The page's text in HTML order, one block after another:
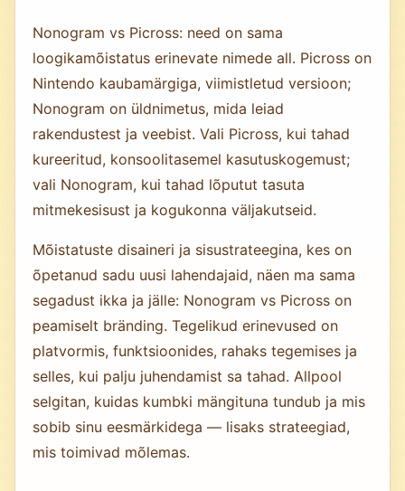
Nonogram vs Picross: need on sama
loogikamõistatus erinevate nimede all. Picross on
Nintendo kaubamärgiga, viimistletud versioon;
Nonogram on üldnimetus, mida leiad
rakendustest ja veebist. Vali Picross, kui tahad
kureeritud, konsoolitasemel kasutuskogemust;
vali Nonogram, kui tahad lõputut tasuta
mitmekesisust ja kogukonna väljakutseid.
Mõistatuste disaineri ja sisustrateegina, kes on
õpetanud sadu uusi lahendajaid, näen ma sama
segadust ikka ja jälle: Nonogram vs Picross on
peamiselt bränding. Tegelikud erinevused on
platvormis, funktsioonides, rahaks tegemises ja
selles, kui palju juhendamist sa tahad. Allpool
selgitan, kuidas kumbki mängituna tundub ja mis
sobib sinu eesmärkidega — lisaks strateegiad,
mis toimivad mõlemas.